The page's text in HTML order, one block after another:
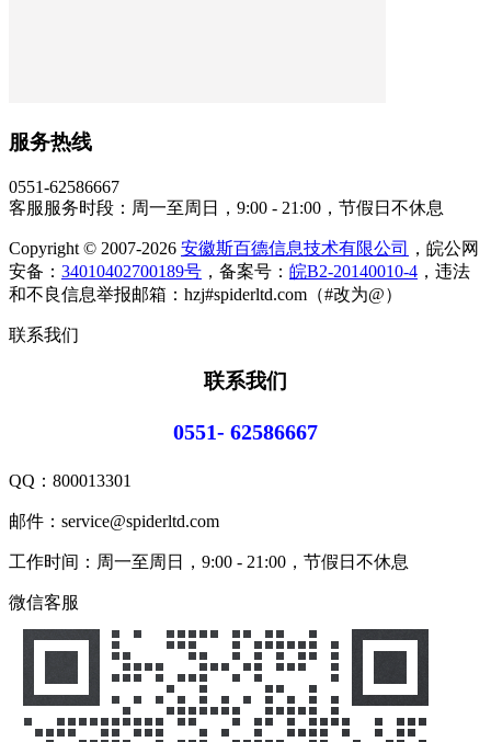
服务热线
0551-62586667
客服服务时段：周一至周日，9:00 - 21:00，节假日不休息
Copyright © 2007-2026 安徽斯百德信息技术有限公司
，皖公网
安备： 34010402700189号 ，备案号： 皖B2-20140010-4 ，违法
和不良信息举报邮箱：hzj#spiderltd.com（#改为@）
联系我们
联系我们
0551- 62586667
QQ： 800013301
邮件：service@spiderltd.com
工作时间：周一至周日，9:00 - 21:00，节假日不休息
微信客服